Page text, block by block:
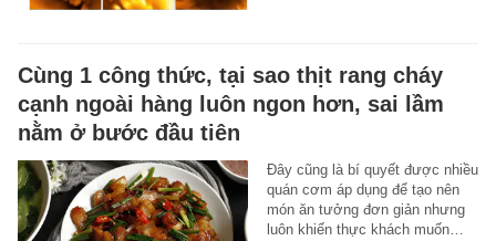
Cùng 1 công thức, tại sao thịt rang cháy
cạnh ngoài hàng luôn ngon hơn, sai lầm
nằm ở bước đầu tiên
Đây cũng là bí quyết được nhiều
quán cơm áp dụng để tạo nên
món ăn tưởng đơn giản nhưng
luôn khiến thực khách muốn…